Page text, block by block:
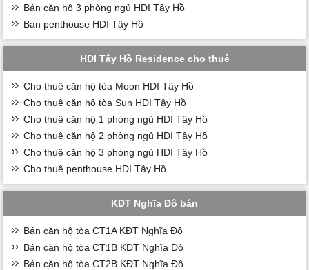
Bán căn hộ 3 phòng ngủ HDI Tây Hồ
Bán penthouse HDI Tây Hồ
HDI Tây Hồ Residence cho thuê
Cho thuê căn hộ tòa Moon HDI Tây Hồ
Cho thuê căn hộ tòa Sun HDI Tây Hồ
Cho thuê căn hộ 1 phòng ngủ HDI Tây Hồ
Cho thuê căn hộ 2 phòng ngủ HDI Tây Hồ
Cho thuê căn hộ 3 phòng ngủ HDI Tây Hồ
Cho thuê penthouse HDI Tây Hồ
KĐT Nghĩa Đô bán
Bán căn hộ tòa CT1A KĐT Nghĩa Đô
Bán căn hộ tòa CT1B KĐT Nghĩa Đô
Bán căn hộ tòa CT2B KĐT Nghĩa Đô